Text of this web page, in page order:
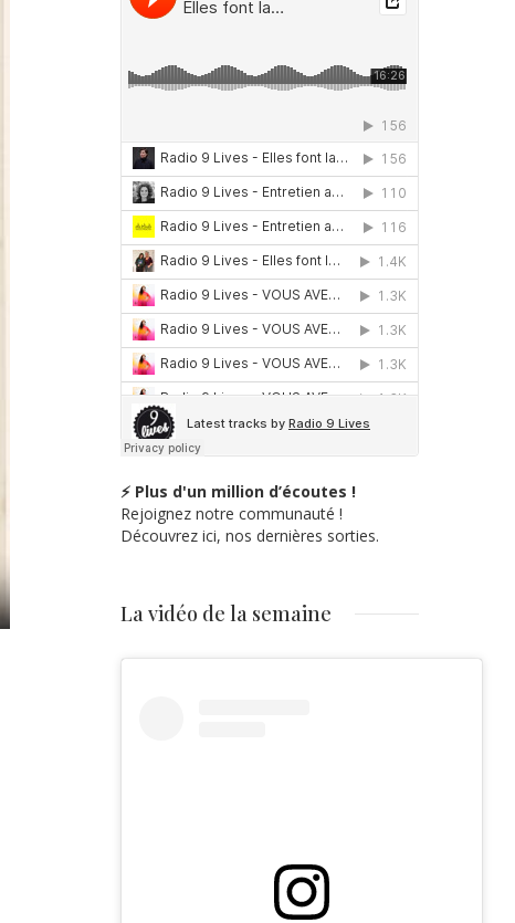
⚡ Plus d'un million d’écoutes !
Rejoignez notre communauté !
Découvrez ici, nos dernières sorties.
La vidéo de la semaine